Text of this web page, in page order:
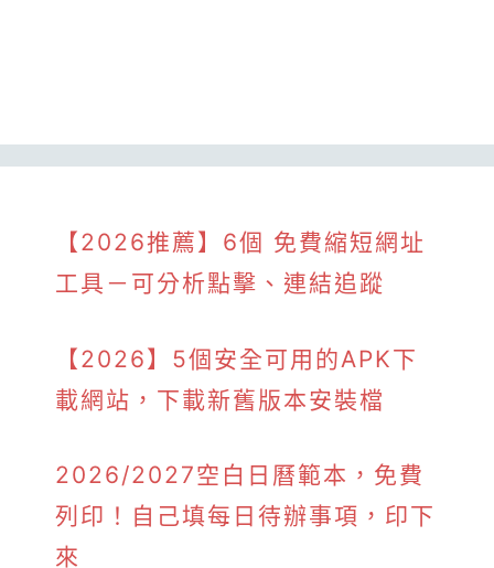
【2026推薦】6個 免費縮短網址
工具－可分析點擊、連結追蹤
【2026】5個安全可用的APK下
載網站，下載新舊版本安裝檔
2026/2027空白日曆範本，免費
列印！自己填每日待辦事項，印下
來